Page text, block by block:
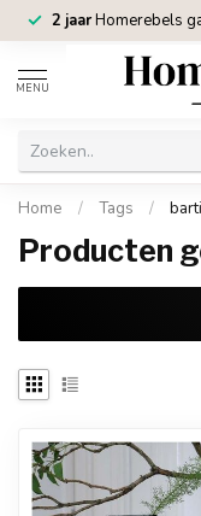
2 jaarHomerebels
MENU
Home / Tags /
Producten